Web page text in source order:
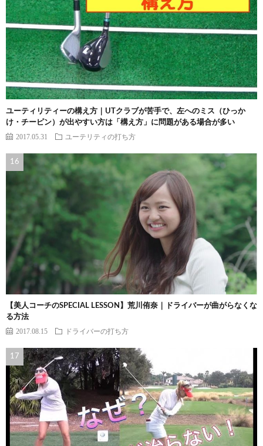
ユーティリティーの構え方｜UTクラブが苦手で、左へのミス（ひっか
け・チーピン）が出やすい方は「構え方」に問題がある場合が多い
2017.05.31 ユーテリティの打ち方
【美人コーチのSPECIAL LESSON】荒川侑奈｜ドライバーが曲がらなくな
る方法
2017.08.15 ドライバーの打ち方